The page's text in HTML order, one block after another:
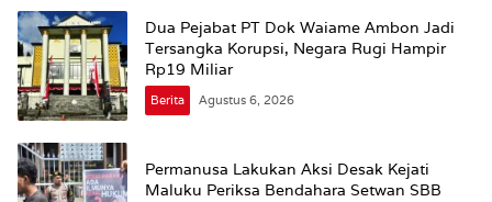
Dua Pejabat PT Dok Waiame Ambon Jadi
Tersangka Korupsi, Negara Rugi Hampir
Rp19 Miliar
Berita Agustus 6, 2026
Permanusa Lakukan Aksi Desak Kejati
Maluku Periksa Bendahara Setwan SBB